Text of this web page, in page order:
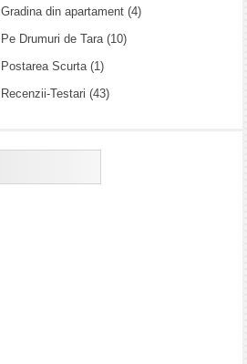
Gradina din apartament (4)
Pe Drumuri de Tara(10)
Postarea Scurta(1)
Recenzii-Testari (43)